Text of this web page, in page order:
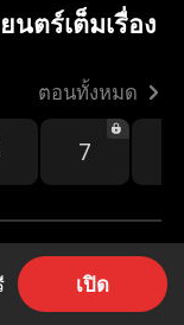
นตร์เต็มเรื่อง
ตอนทั้งหมด
7
แชร์
เปิด